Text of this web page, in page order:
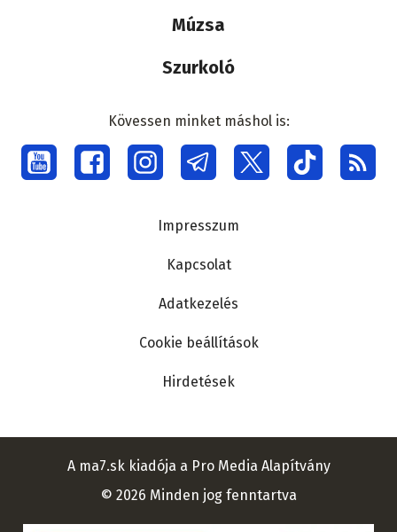
Múzsa
Szurkoló
Social
menu
Kövessen minket máshol is:
Impresszum
Kapcsolat
Adatkezelés
Cookie beállítások
Hirdetések
A ma7.sk kiadója a Pro Media Alapítvány
© 2026 Minden jog fenntartva